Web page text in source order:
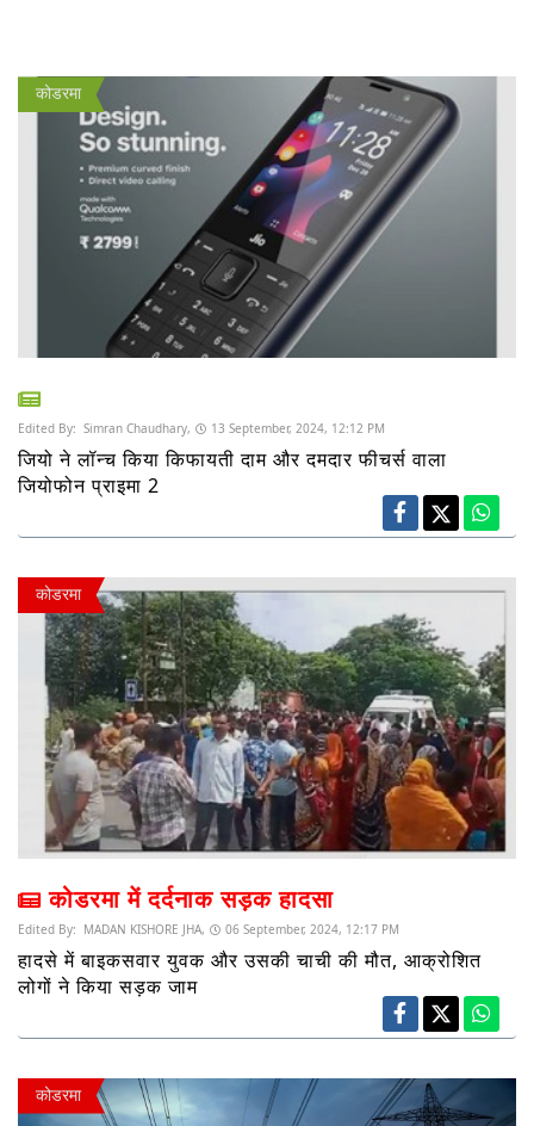
कोडरमा
Edited By: Simran Chaudhary, 13 September, 2024, 12:12 PM
जियो ने लॉन्च किया किफायती दाम और दमदार फीचर्स वाला
जियोफोन प्राइमा 2
कोडरमा
कोडरमा में दर्दनाक सड़क हादसा
Edited By: MADAN KISHORE JHA, 06 September, 2024, 12:17 PM
हादसे में बाइकसवार युवक और उसकी चाची की मौत, आक्रोशित
लोगों ने किया सड़क जाम
कोडरमा